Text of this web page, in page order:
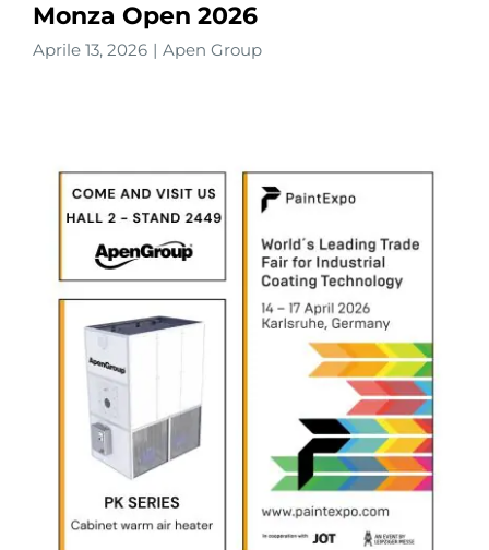
Monza Open 2026
Aprile 13, 2026 | Apen Group